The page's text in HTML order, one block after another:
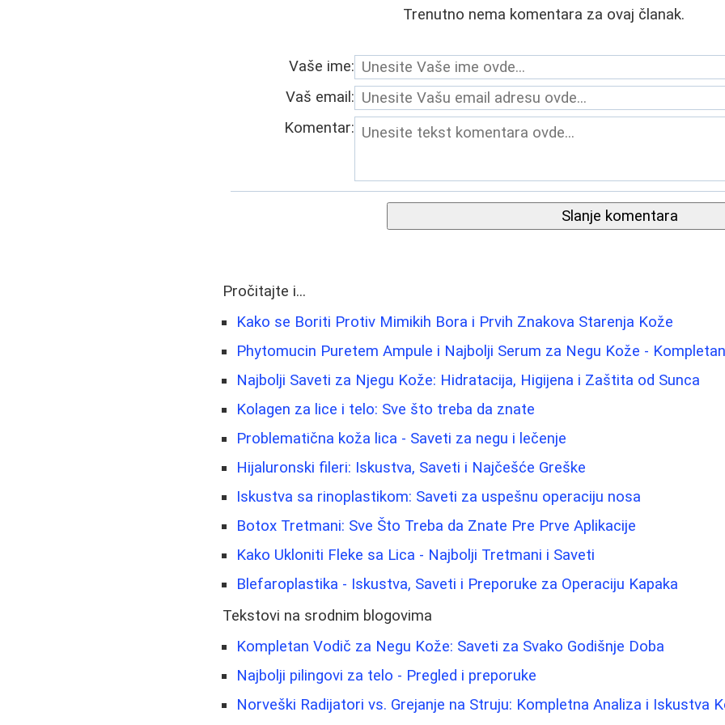
Trenutno nema komentara za ovaj članak.
Vaše ime:
Vaš email:
Komentar:
Slanje komentara
Pročitajte i...
Kako se Boriti Protiv Mimikih Bora i Prvih Znakova Starenja Kože
Phytomucin Puretem Ampule i Najbolji Serum za Negu Kože -
Najbolji Saveti za Njegu Kože: Hidratacija, Higijena i Zaštita od Sunca
Kolagen za lice i telo: Sve što treba da znate
Problematična koža lica - Saveti za negu i lečenje
Hijaluronski fileri: Iskustva, Saveti i Najčešće Greške
Iskustva sa rinoplastikom: Saveti za uspešnu operaciju nosa
Botox Tretmani: Sve Što Treba da Znate Pre Prve Aplikacije
Kako Ukloniti Fleke sa Lica - Najbolji Tretmani i Saveti
Blefaroplastika - Iskustva, Saveti i Preporuke za Operaciju Kapaka
Tekstovi na srodnim blogovima
Kompletan Vodič za Negu Kože: Saveti za Svako Godišnje Doba
Najbolji pilingovi za telo - Pregled i preporuke
Norveški Radijatori vs. Grejanje na Struju: Kompletna Analiza i Iskustva